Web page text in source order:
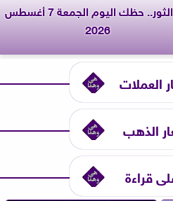
برج الثور.. حظك اليوم الجمعة 7 أغسطس
2026
العملات
الذهب
قراءة